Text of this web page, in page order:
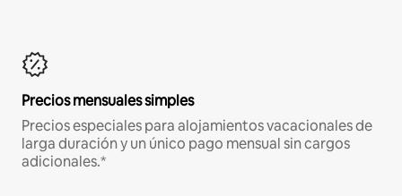
Precios mensuales simples
Precios especiales para alojamientos vacacionales de
larga duración y un único pago mensual sin cargos
adicionales.*